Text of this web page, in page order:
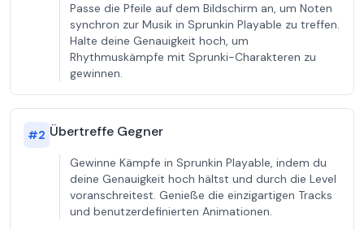
Passe die Pfeile auf dem Bildschirm an, um Noten
synchron zur Musik in Sprunkin Playable zu treffen.
Halte deine Genauigkeit hoch, um
Rhythmuskämpfe mit Sprunki-Charakteren zu
gewinnen.
#2 Übertreffe Gegner
Gewinne Kämpfe in Sprunkin Playable, indem du
deine Genauigkeit hoch hältst und durch die Level
voranschreitest. Genieße die einzigartigen Tracks
und benutzerdefinierten Animationen.